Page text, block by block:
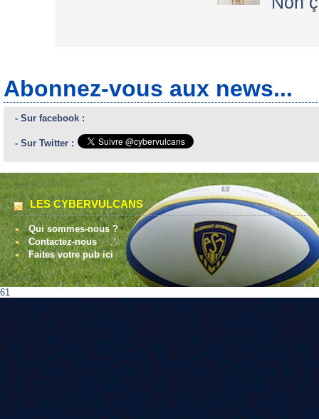
Abonnez-vous aux news...
- Sur facebook :
- Sur Twitter :
LES CYBERVULCANS
Qui sommes-nous ?
Contactez-nous
Faites votre pub ici
61